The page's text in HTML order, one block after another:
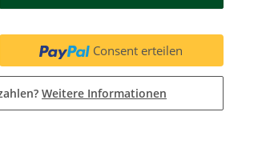
Consent erteilen
Weitere Informationen